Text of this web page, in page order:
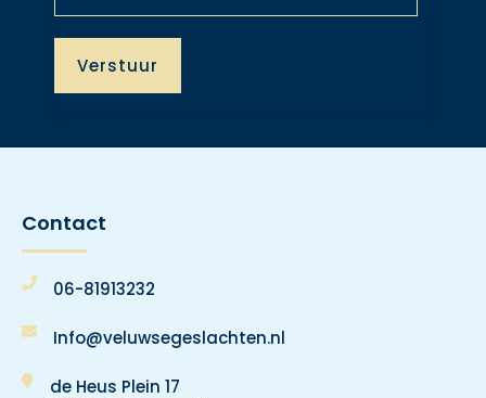
Contact
06-81913232
Info@veluwsegeslachten.nl
de Heus Plein 17